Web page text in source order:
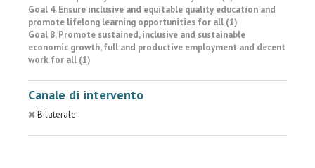
Goal 4. Ensure inclusive and equitable quality education and
promote lifelong learning opportunities for all (1)
Goal 8. Promote sustained, inclusive and sustainable
economic growth, full and productive employment and decent
work for all (1)
Canale di intervento
Bilaterale